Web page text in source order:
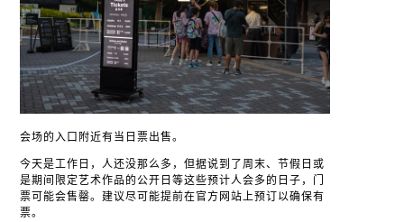
会场的入口附近有当日票出售。
今天是工作日，人还没那么多，但据说到了周末、节假日或
是期间限定艺术作品的公开日等这些预计人会多的日子，门
票可能会售罄。建议尽可能提前在官方网站上预订以确保有
票。